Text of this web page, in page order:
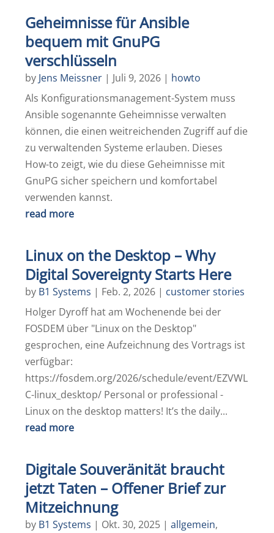
Geheimnisse für Ansible
bequem mit GnuPG
verschlüsseln
by Jens Meissner | Juli 9, 2026 | howto
Als Konfigurationsmanagement-System muss
Ansible sogenannte Geheimnisse verwalten
können, die einen weitreichenden Zugriff auf die
zu verwaltenden Systeme erlauben. Dieses
How-to zeigt, wie du diese Geheimnisse mit
GnuPG sicher speichern und komfortabel
verwenden kannst.
read more
Linux on the Desktop – Why
Digital Sovereignty Starts Here
by B1 Systems | Feb. 2, 2026 | customer stories
Holger Dyroff hat am Wochenende bei der
FOSDEM über "Linux on the Desktop"
gesprochen, eine Aufzeichnung des Vortrags ist
verfügbar:
https://fosdem.org/2026/schedule/event/EZVWL
C-linux_desktop/ Personal or professional -
Linux on the desktop matters! It’s the daily...
read more
Digitale Souveränität braucht
jetzt Taten – Offener Brief zur
Mitzeichnung
by B1 Systems | Okt. 30, 2025 |allgemein,